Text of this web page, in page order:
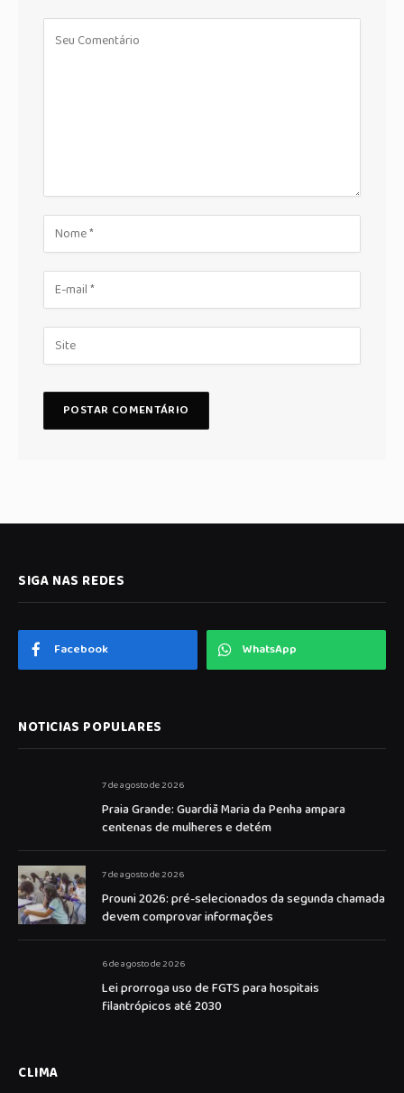
SIGA NAS REDES
Facebook WhatsApp
NOTICIAS POPULARES
7 de agosto de 2026
Praia Grande: Guardiã Maria da Penha ampara
centenas de mulheres e detém
7 de agosto de 2026
Prouni 2026: pré-selecionados da segunda chamada
devem comprovar informações
6 de agosto de 2026
Lei prorroga uso de FGTS para hospitais
filantrópicos até 2030
CLIMA